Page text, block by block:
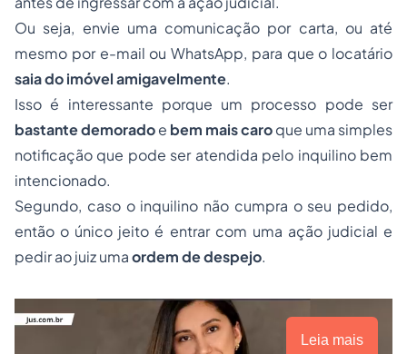
Ou seja, envie uma comunicação por carta, ou até
mesmo por e-mail ou WhatsApp, para que o locatário
saia do imóvel amigavelmente.
Isso é interessante porque um processo pode ser
bastante demoradoe bem mais caroque uma simples
notificação que pode ser atendida pelo inquilino bem
intencionado.
Segundo, caso o inquilino não cumpra o seu pedido,
então o único jeito é entrar com uma ação judicial e
pedir ao juiz umaordem de despejo.
Leia mais